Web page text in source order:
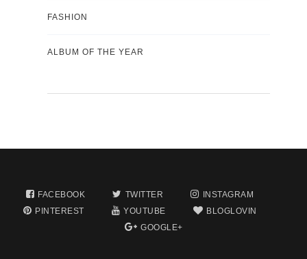
FASHION
ALBUM OF THE YEAR
FACEBOOK TWITTER
INSTAGRAM
PINTEREST
YOUTUBE
BLOGLOVIN
GOOGLE+